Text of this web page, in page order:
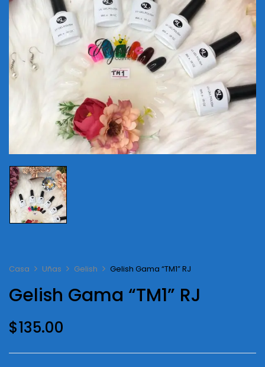
Casa Uñas Gelish Gelish Gama “TM1” RJ
Gelish Gama “TM1” RJ
$135.00